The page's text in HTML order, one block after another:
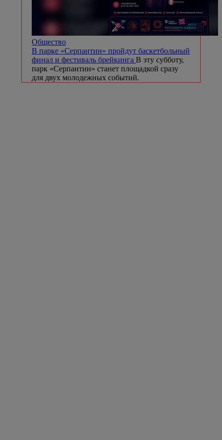
Общество
В парке «Серпантин» пройдут баскетбольный
финал и фестиваль брейкинга В эту субботу,
парк «Серпантин» станет площадкой сразу
для двух молодежных событий.